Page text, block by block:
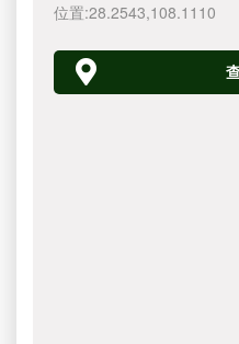
位置:28.2543,108.1110